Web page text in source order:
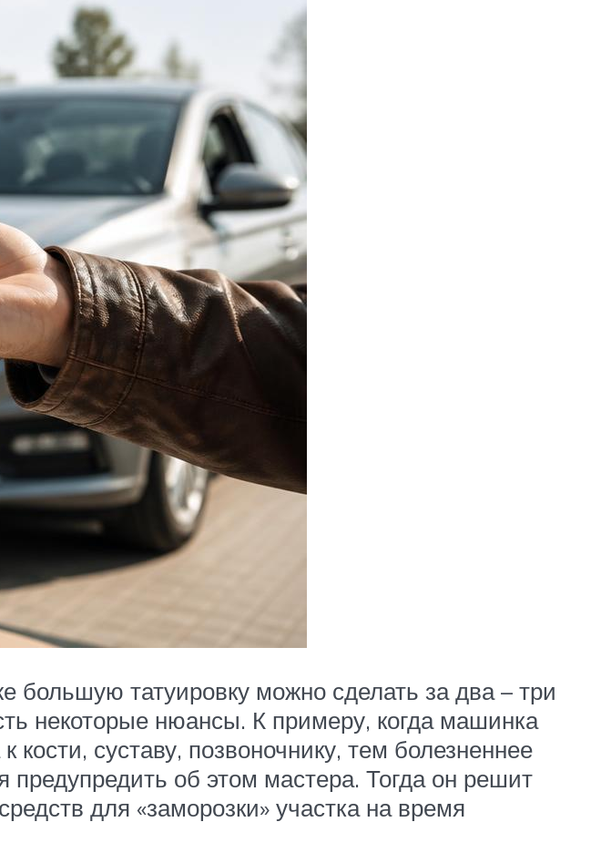
большую татуировку можно сделать за два – три
некоторые нюансы. К примеру, когда машинка
суставу, позвоночнику, тем болезненнее
предупредить об этом мастера. Тогда он решит
для «заморозки» участка на время